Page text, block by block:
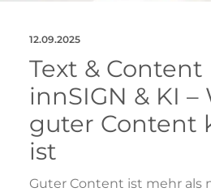
12.09.2025
Text &
innSIGN & KI –
guter Content
ist
Guter Content ist mehr als